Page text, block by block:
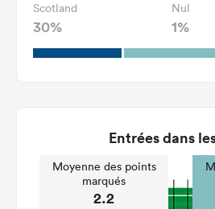
Scotland
30%
Nul
1%
Entrées dans
Moyenne des points
marqués
2.2